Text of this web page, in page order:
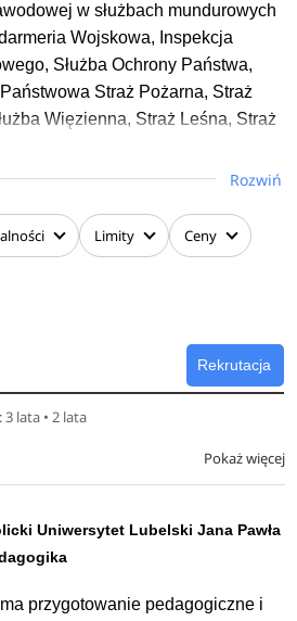
Humanistyczno-
European Union
organizations, as well as in
centers. Their analytical and
them to undertake tasks that
of complex phenomena and the
w służbach mundurowych
Wojskowa, Inspekcja
Służba Ochrony Państwa,
Straż Pożarna, Straż
Więzienna, Straż Leśna, Straż
wymiaru sprawiedliwości, kurateli
udzielających pomocy
z odbywania kary
różnego rodzaju analiz
warsztatów i treningów z
w tym cyberbezpieczeństwa
Rozwiń
Limity Ceny
Rekrutacja
lata • 2 lata
Pokaż więcej
Uniwersytet Lubelski Jana Pawła
przygotowanie pedagogiczne i